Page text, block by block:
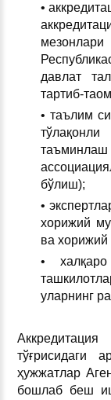
•
мезонлари
давлат
тартиб-
• таълим
бўлиш);
•
хорижий
ва хорижий
•
уларнинг
тўғрисидаги
ҳужжатлар
бошлаб беш